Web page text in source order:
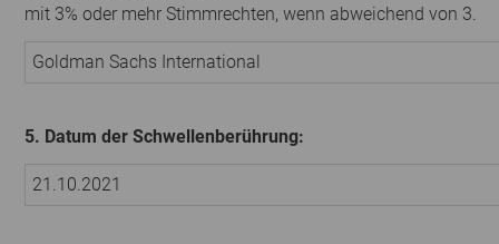
mit 3% oder mehr Stimmrechten, wenn abweichend von 3.
Goldman Sachs International
5. Datum der Schwellenberührung:
21.10.2021